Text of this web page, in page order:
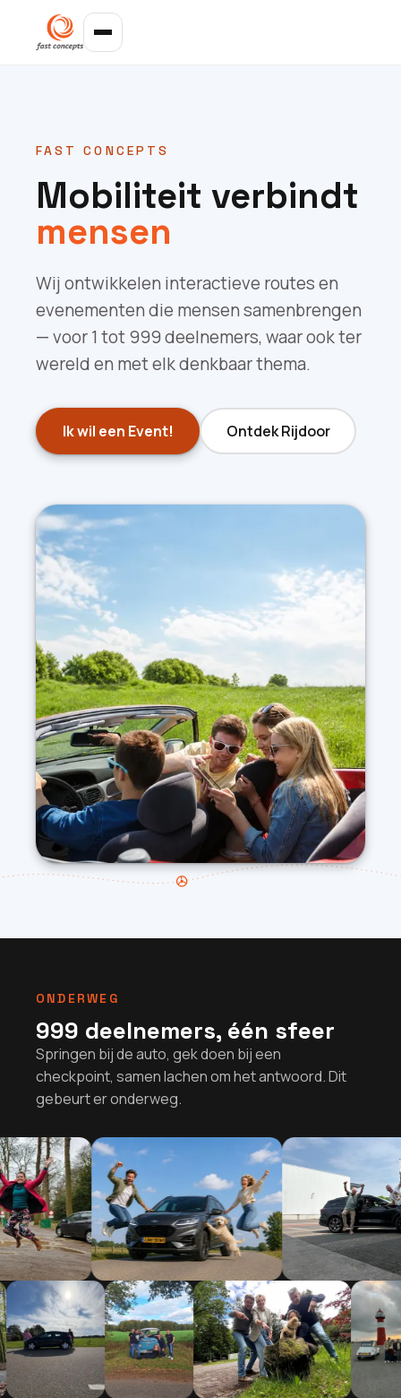
FAST CONCEPTS
Mobiliteit verbindt
mensen
Wij ontwikkelen interactieve routes en
evenementen die mensen samenbrengen
— voor 1 tot 999 deelnemers, waar ook ter
wereld en met elk denkbaar thema.
Ik wil een Event! Ontdek Rijdoor
ONDERWEG
999 deelnemers, één sfeer
Springen bij de auto, gek doen bij een
checkpoint, samen lachen om het antwoord. Dit
gebeurt er onderweg.